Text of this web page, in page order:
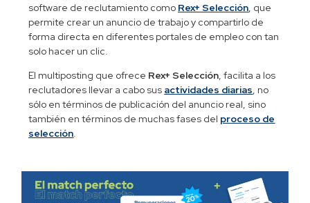
software de reclutamiento como Rex+ Selección, que
permite crear un anuncio de trabajo y compartirlo de
forma directa en diferentes portales de empleo con tan
solo hacer un clic.
El multiposting que ofrece Rex+ Selección, facilita a los
reclutadores llevar a cabo sus actividades diarias, no
sólo en términos de publicación del anuncio real, sino
también en términos de muchas fases del proceso de
selección.